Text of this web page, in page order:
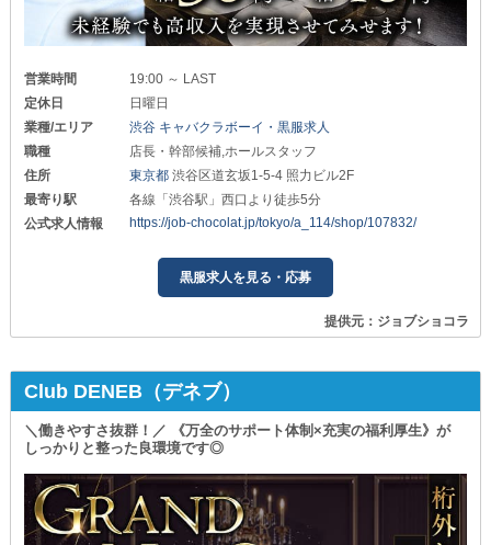
営業時間
19:00 ～ LAST
定休日
日曜日
業種/エリア
渋谷 キャバクラボーイ・黒服求人
職種
店長・幹部候補,ホールスタッフ
住所
東京都渋谷区道玄坂1-5-4 照力ビル2F
最寄り駅
各線「渋谷駅」西口より徒歩5分
公式求人情報
https://job-chocolat.jp/tokyo/a_114/shop/107832/
黒服求人を見る・応募
提供元：ジョブショコラ
Club DENEB（デネブ）
＼働きやすさ抜群！／ 《万全のサポート体制×充実の福利厚生》が
しっかりと整った良環境です◎